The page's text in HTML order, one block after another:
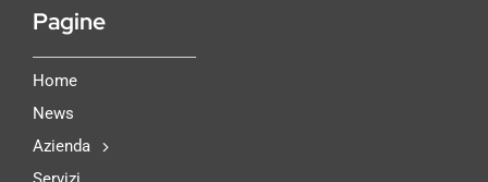
Pagine
Home
News
Azienda